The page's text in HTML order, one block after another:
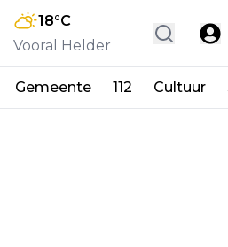
18°C
Vooral Helder
Gemeente 112 Cultuur